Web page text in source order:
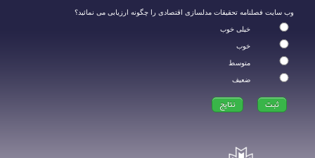
وب سایت فصلنامه تحقیقات مدلسازی اقتصادی را چگونه ارزیابی می نمائید؟
خیلی خوب
خوب
متوسط
ضعیف